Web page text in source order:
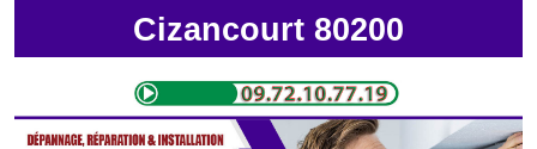
Cizancourt 80200